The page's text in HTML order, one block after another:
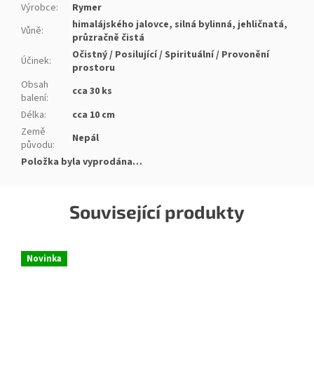
Související produkty
Novinka
Výrobce:
Rymer
Vůně:
himalájského jalovce, silná bylinná, jehličnatá,
průzračně čistá
Účinek:
Očistný / Posilující / Spirituální / Provonění
prostoru
Obsah
balení:
cca 30 ks
Délka:
cca 10 cm
Země
původu:
Nepál
Položka byla vyprodána…